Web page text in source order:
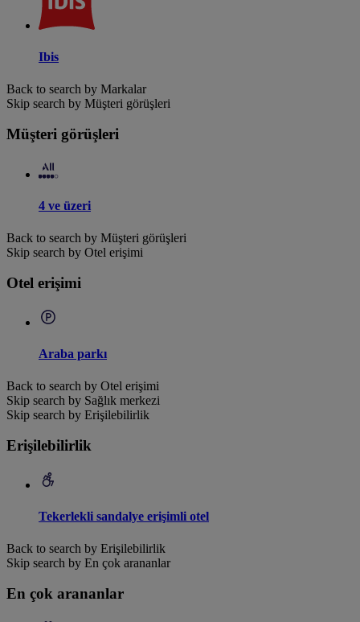
Ibis
Back to search by Markalar
Skip search by Müşteri görüşleri
Müşteri görüşleri
4 ve üzeri
Back to search by Müşteri görüşleri
Skip search by Otel erişimi
Otel erişimi
Araba parkı
Back to search by Otel erişimi
Skip search by Sağlık merkezi
Skip search by Erişilebilirlik
Erişilebilirlik
Tekerlekli sandalye erişimli otel
Back to search by Erişilebilirlik
Skip search by En çok arananlar
En çok arananlar